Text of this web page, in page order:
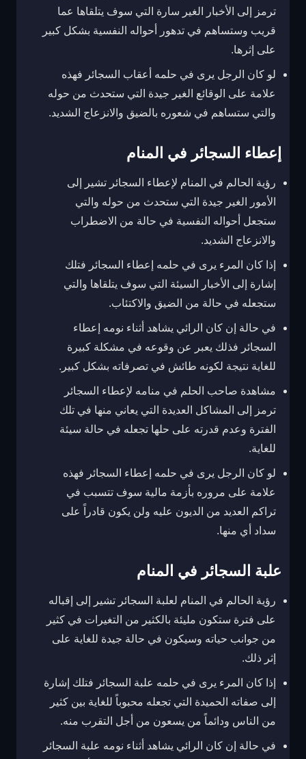
ترمز إلى الأخبار الغير سارة التي سوف يتلقاها عما
قريب وستساهم في تدهور أحواله النفسية بشكل كبير
على إثرها.
لو كان الرجل يرى في حلمه أعقاب السجائر فهذه
علامة على الوقائع الغير جيدة التي ستحدث من حوله
والتي ستساهم في شعوره بالضيق والانزعاج الشديد.
إعطاء السجائر في المنام
رؤية الحالم في المنام لإعطاء السجائر تشير إلى
الأمور الغير جيدة التي ستحدث من حوله والتي
ستجعل أحواله النفسية في حالة من الاضطراب
والانزعاج الشديد.
إذا كان المرء يرى في حلمه إعطاء السجائر فتلك
إشارة إلى الأخبار السيئة التي سوف يتلقاها والتي
ستجعله في حالة من الضيق والاكتئاب.
في حالة إن كان الرائي يشاهد أثناء نومه إعطاء
السجائر فذلك يعبر عن وقوعه في مشكلة كبيرة
للغاية نتيجة لكونه طائش في تصرفاته بشكل كبير.
مشاهدة صاحب الحلم في منامه لإعطاء السجائر
ترمز إلى المشاكل العديدة التي يعاني منها في تلك
الفترة وعدم قدرته على حلها تجعله في حالة سيئة
للغاية.
لو كان الرجل يرى في حلمه إعطاء السجائر فهذه
علامة على مروره بأزمة مالية سوف تتسبب في
تراكم العديد من الديون عليه ولن يكون قادراً على
سداد أي منها.
علبة السجائر في المنام
رؤية الحالم في المنام لعلبة السجائر تشير إلى إقباله
على فترة ستكون مليئة بالكثير من التغيرات في كثير
من جوانب حياته وسيكون في حالة جيدة للغاية على
إثر ذلك.
إذا كان المرء يرى في حلمه علبة السجائر فتلك إشارة
إلى صفاته الحميدة التي تجعله محبوباً للغاية بين كثير
من الناس ودائماً من يسعون من أجل التقرب منه.
في حالة إن كان الرائي يشاهد أثناء نومه علبة السجائر